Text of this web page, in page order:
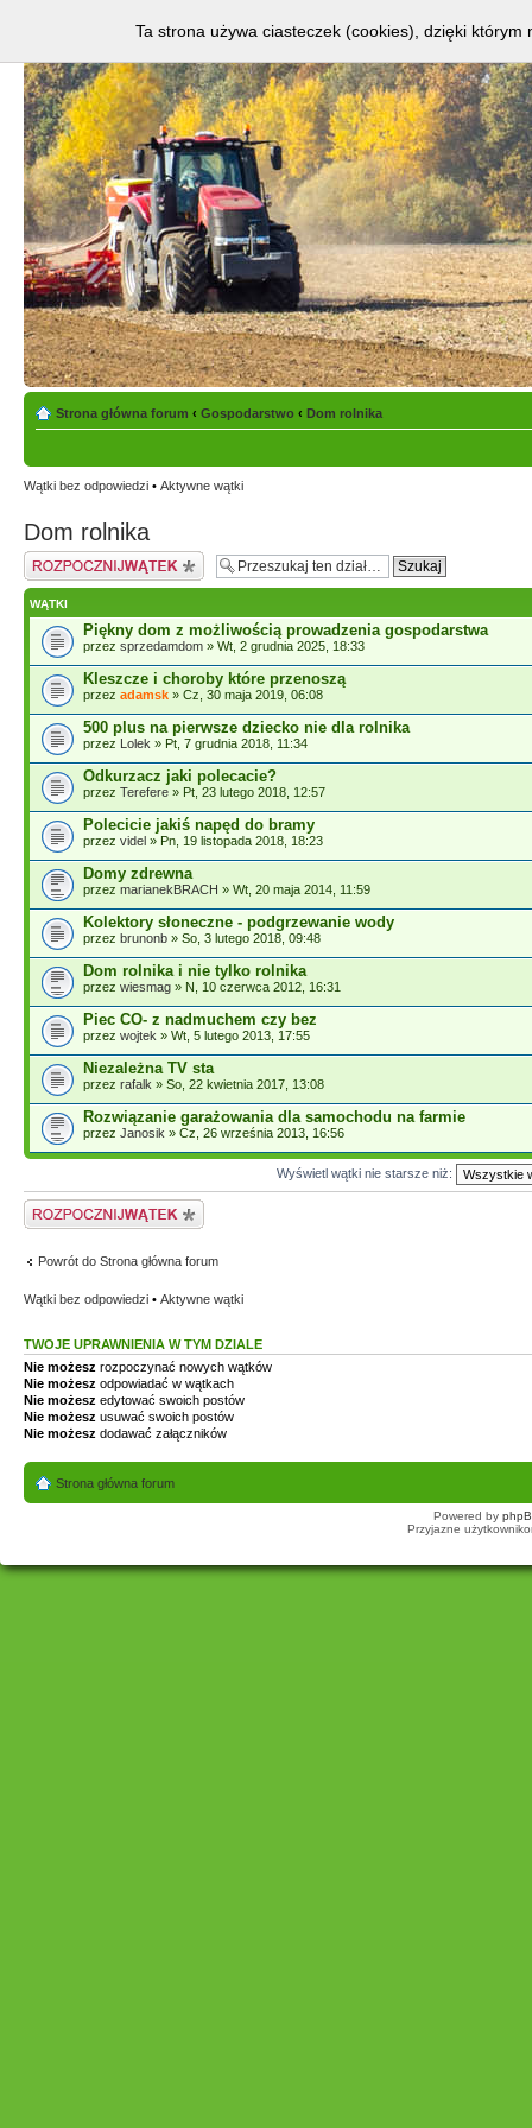
jakoś mieszkać musi, wasze problemy oraz ich rozwiązania. " />
Strona główna forum ‹ Gospodarstwo ‹ Dom rolnika
Wątki bez odpowiedzi • Aktywne wątki
Dom rolnika
Napisz wątek
WĄTKI
Piękny dom z możliwością prowadzenia gospodarstwa
przez sprzedamdom » Wt, 2 grudnia 2025, 18:33
Kleszcze i choroby które przenoszą
przez adamsk » Cz, 30 maja 2019, 06:08
500 plus na pierwsze dziecko nie dla rolnika
przez Lolek » Pt, 7 grudnia 2018, 11:34
Odkurzacz jaki polecacie?
przez Terefere » Pt, 23 lutego 2018, 12:57
Polecicie jakiś napęd do bramy
przez videl » Pn, 19 listopada 2018, 18:23
Domy zdrewna
przez marianekBRACH » Wt, 20 maja 2014, 11:59
Kolektory słoneczne - podgrzewanie wody
przez brunonb » So, 3 lutego 2018, 09:48
Dom rolnika i nie tylko rolnika
przez wiesmag » N, 10 czerwca 2012, 16:31
Piec CO- z nadmuchem czy bez
przez wojtek » Wt, 5 lutego 2013, 17:55
Niezależna TV sta
przez rafalk » So, 22 kwietnia 2017, 13:08
Rozwiązanie garażowania dla samochodu na farmie
przez Janosik » Cz, 26 września 2013, 16:56
Wyświetl wątki nie starsze niż:
Napisz wątek
Powrót do Strona główna forum
Wątki bez odpowiedzi • Aktywne wątki
TWOJE UPRAWNIENIA W TYM DZIALE
Nie możesz rozpoczynać nowych wątków
Nie możesz odpowiadać w wątkach
Nie możesz edytować swoich postów
Nie możesz usuwać swoich postów
Nie możesz dodawać załączników
Strona główna forum
Powered by
Przyjazne
Ta strona używa ciasteczek (cookies), dzięki którym